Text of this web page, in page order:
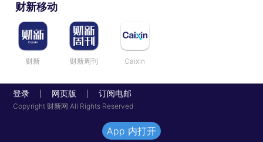
财新移动
财新 财新周刊 Caixin
登录 网页版 订阅电邮
Copyright 财新网 All Rights Reserved
App 内打开